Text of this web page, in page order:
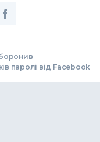
паролі від Facebook